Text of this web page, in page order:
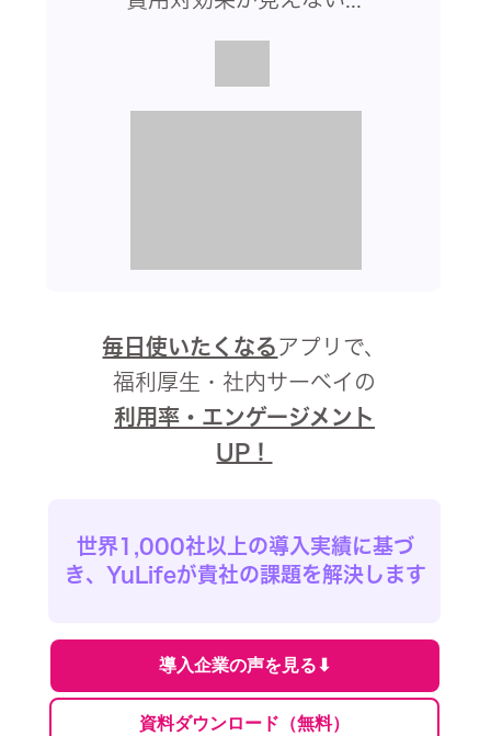
毎日使いたくなる アプリで、
福利厚生・社内サーベイの
利用率・ エンゲージメント
UP！
世界1,000社以上の導入実績に基づ
き、YuLifeが貴社の課題を解決します
導入企業の声を見る⬇︎
資料ダウンロード（無料）